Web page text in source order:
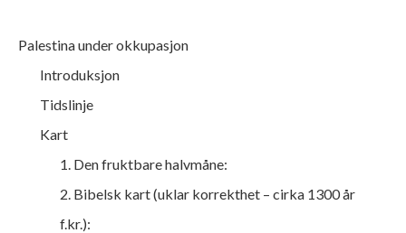
Palestina under okkupasjon
Introduksjon
Tidslinje
Kart
1. Den fruktbare halvmåne:
2. Bibelsk kart (uklar korrekthet – cirka 1300 år
f.kr.):